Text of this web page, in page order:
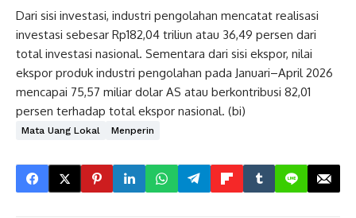
Dari sisi investasi, industri pengolahan mencatat realisasi
investasi sebesar Rp182,04 triliun atau 36,49 persen dari
total investasi nasional. Sementara dari sisi ekspor, nilai
ekspor produk industri pengolahan pada Januari–April 2026
mencapai 75,57 miliar dolar AS atau berkontribusi 82,01
persen terhadap total ekspor nasional. (bi)
Mata Uang Lokal Menperin